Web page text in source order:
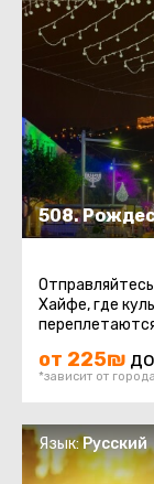
508.
Хайфе, где
когда Хайфа
от 225₪
*зависит от
Язык:Русский